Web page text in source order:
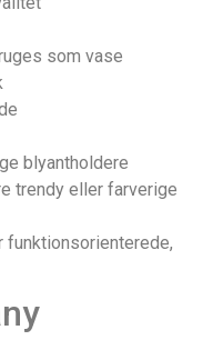
som vase
blyantholdere
trendy eller farverige
funktionsorienterede,